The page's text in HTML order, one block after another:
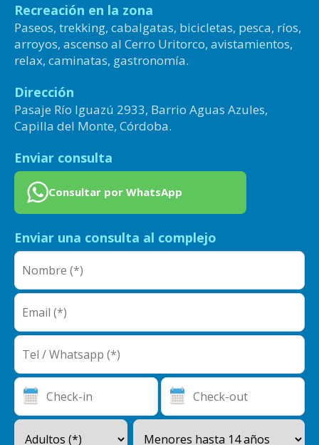
Recreación en la zona
Paseos, trekking, cabalgatas, bicicletas, pesca, ríos,
arroyos, ascenso al Cerro Uritorco, avistamientos,
relax, caminatas, gastronomía.
Dirección
Pasaje Río Iguazú 2933, Barrio Aguas Azules,
Capilla del Monte, Córdoba.
Enviar consulta
Consultar por WhatsApp
Enviar una consulta al complejo